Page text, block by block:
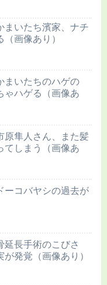
まいたち濱家、ナチ
（画像あり）
まいたちのハゲの
ゃハゲる（画像あ
原隼人さん、また髪
てしまう（画像あ
ーコバヤシの過去が
延長手術のこびさ
が発覚（画像あり）